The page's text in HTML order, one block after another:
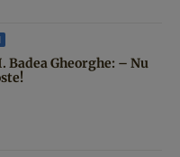
Badea Gheorghe: – Nu